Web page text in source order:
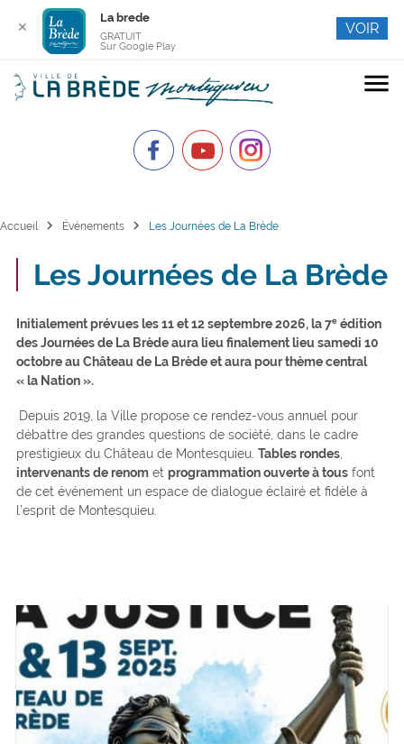
menu
Accueil chevron_right Événements chevron_right Les Journées de La Brède
Les Journées de La Brède
Initialement prévues les 11 et 12 septembre 2026, la 7ᵉ édition
des Journées de La Brède aura lieu finalement lieu samedi 10
octobre au Château de La Brède et aura pour thème central
« la Nation ».
Depuis 2019, la Ville propose ce rendez-vous annuel pour
débattre des grandes questions de société, dans le cadre
prestigieux du Château de Montesquieu. Tables rondes,
intervenants de renomet programmation ouverte à tousfont
de cet événement un espace de dialogue éclairé et fidèle à
l’esprit de Montesquieu.
✕
La brede
GRATUIT
Sur Google Play
VOIR